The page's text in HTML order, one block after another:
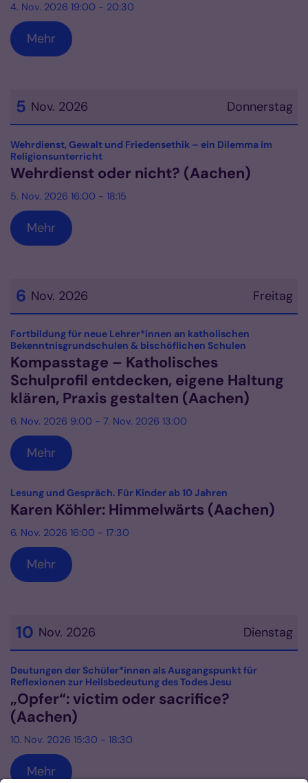
4. Nov. 2026 19:00 - 20:30
Mehr
Donnerstag
5 Nov. 2026
Datum: 5. November 2026
Wehrdienst, Gewalt und Friedensethik – ein Dilemma im
Religionsunterricht:
Wehrdienst oder nicht? (Aachen)
5. Nov. 2026 16:00 - 18:15
Mehr
Freitag
6 Nov. 2026
Datum: 6. November 2026
Fortbildung für neue Lehrer*innen an katholischen
Bekenntnisgrundschulen & bischöflichen Schulen
Kompasstage – Katholisches
Schulprofil entdecken, eigene Haltung
klären, Praxis gestalten (Aachen)
6. Nov. 2026 9:00 - 7. Nov. 2026 13:00
Mehr
Lesung und Gespräch. Für Kinder ab 10 Jahren
Karen Köhler: Himmelwärts (Aachen)
6. Nov. 2026 16:00 - 17:30
Mehr
Dienstag
10 Nov. 2026
Datum: 10. November 2026
Deutungen der Schüler*innen als Ausgangspunkt für
Reflexionen zur Heilsbedeutung des Todes Jesu
„Opfer“: victim oder sacrifice?
(Aachen)
10. Nov. 2026 15:30 - 18:30
Mehr